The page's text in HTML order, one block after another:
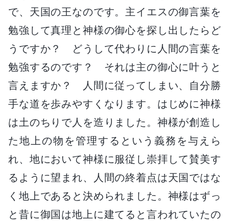
で、天国の王なのです。主イエスの御言葉を
勉強して真理と神様の御心を探し出したらど
うですか？ どうして代わりに人間の言葉を
勉強するのです？ それは主の御心に叶うと
言えますか？ 人間に従ってしまい、自分勝
手な道を歩みやすくなります。はじめに神様
は土のちりで人を造りました。神様が創造し
た地上の物を管理するという義務を与えら
れ、地において神様に服従し崇拝して賛美す
るように望まれ、人間の終着点は天国ではな
く地上であると決められました。神様はずっ
と昔に御国は地上に建てると言われていたの